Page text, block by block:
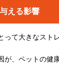
える影響
って大きなスト
が、ペットの健